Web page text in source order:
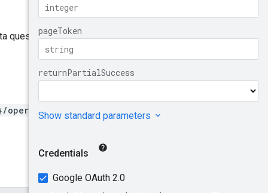
questo metodo,